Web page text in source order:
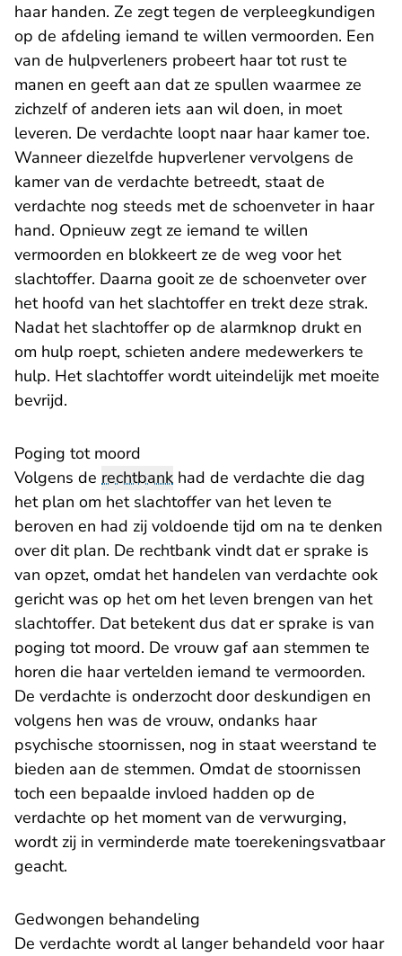
haar handen. Ze zegt tegen de verpleegkundigen
op de afdeling iemand te willen vermoorden. Een
van de hulpverleners probeert haar tot rust te
manen en geeft aan dat ze spullen waarmee ze
zichzelf of anderen iets aan wil doen, in moet
leveren. De verdachte loopt naar haar kamer toe.
Wanneer diezelfde hupverlener vervolgens de
kamer van de verdachte betreedt, staat de
verdachte nog steeds met de schoenveter in haar
hand. Opnieuw zegt ze iemand te willen
vermoorden en blokkeert ze de weg voor het
slachtoffer. Daarna gooit ze de schoenveter over
het hoofd van het slachtoffer en trekt deze strak.
Nadat het slachtoffer op de alarmknop drukt en
om hulp roept, schieten andere medewerkers te
hulp. Het slachtoffer wordt uiteindelijk met moeite
bevrijd.
Poging tot moord
Volgens de rechtbank had de verdachte die dag
het plan om het slachtoffer van het leven te
beroven en had zij voldoende tijd om na te denken
over dit plan. De rechtbank vindt dat er sprake is
van opzet, omdat het handelen van verdachte ook
gericht was op het om het leven brengen van het
slachtoffer. Dat betekent dus dat er sprake is van
poging tot moord. De vrouw gaf aan stemmen te
horen die haar vertelden iemand te vermoorden.
De verdachte is onderzocht door deskundigen en
volgens hen was de vrouw, ondanks haar
psychische stoornissen, nog in staat weerstand te
bieden aan de stemmen. Omdat de stoornissen
toch een bepaalde invloed hadden op de
verdachte op het moment van de verwurging,
wordt zij in verminderde mate toerekeningsvatbaar
geacht.
Gedwongen behandeling
De verdachte wordt al langer behandeld voor haar